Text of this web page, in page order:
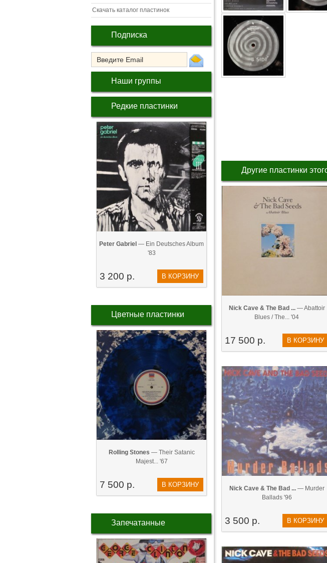
Скачать каталог пластинок
Подписка
Наши группы
Редкие пластинки
Peter Gabriel — Ein Deutsches Album
'83
3 200 р. В КОРЗИНУ
Цветные пластинки
Rolling Stones — Their Satanic
Majest... '67
7 500 р. В КОРЗИНУ
Запечатанные
Другие пластинки
Nick Cave & The Bad ...— Abattoir
Blues / The... '04
17 500 р. В КОРЗИНУ
Nick Cave & The Bad ...— Murder
Ballads '96
3 500 р. В КОРЗИНУ